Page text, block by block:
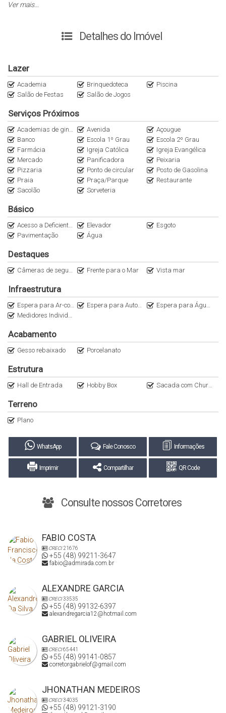
01 Banheiro Social;
📏 O Apartamento possui 103,79m² de área privativa.
Área de Lazer:
✔️ Piscina com raia de 27 metros
✔️ Amplo deck integrado com áreas comum ao seu redor
✔️ Salão de festas
✔️ Espaço Gourmet
✔️ Brinquedoteca
✔️ Salão de Jogos
✔️Espaço Fitness
✔️Espaço Pet
✔️ Fireplace
📲Não perca essa oportunidade, consulte um de nossos
corretores e agende já sua visita!
Ver mais...
Detalhes do Imóvel
Lazer
Academia Brinquedoteca
Piscina
Salão de Festas
Salão de Jogos
Serviços Próximos
Academias de ginástica Avenida
Açougue
Banco
Escola 1º Grau
Escola 2º Grau
Farmácia
Igreja Católica
Igreja Evangélica
Mercado
Panificadora
Peixaria
Pizzaria
Ponto de circular
Posto de Gasolina
Praia
Praça/Parque
Restaurante
Sacolão
Sorveteria
Básico
Acesso a Deficientes Elevador
Esgoto
Pavimentação
Água
Destaques
Câmeras de segurança Frente para o Mar Vista mar
Infraestrutura
Espera para Ar-condicionado Split Espera para Automação
Espera para Água Quente
Medidores Individuais
Acabamento
Gesso rebaixado Porcelanato
Estrutura
Hall de Entrada Hobby Box Sacada com Churrasqueira a Carvão
Terreno
Plano
WhatsApp Fale Conosco Informações
Imprimir Compartilhar QR Code
Consulte nossos Corretores
FABIO COSTA
CRECI21676
+55 (48) 99211-3647
fabio@admirada.com.br
ALEXANDRE GARCIA
CRECI33535
+55 (48) 99132-6397
alexandregarcia12@hotmail.com
GABRIEL OLIVEIRA
CRECI65441
+55 (48) 99141-0857
corretorgabrielof@gmail.com
JHONATHAN MEDEIROS
CRECI34035
+55 (48) 99121-3190